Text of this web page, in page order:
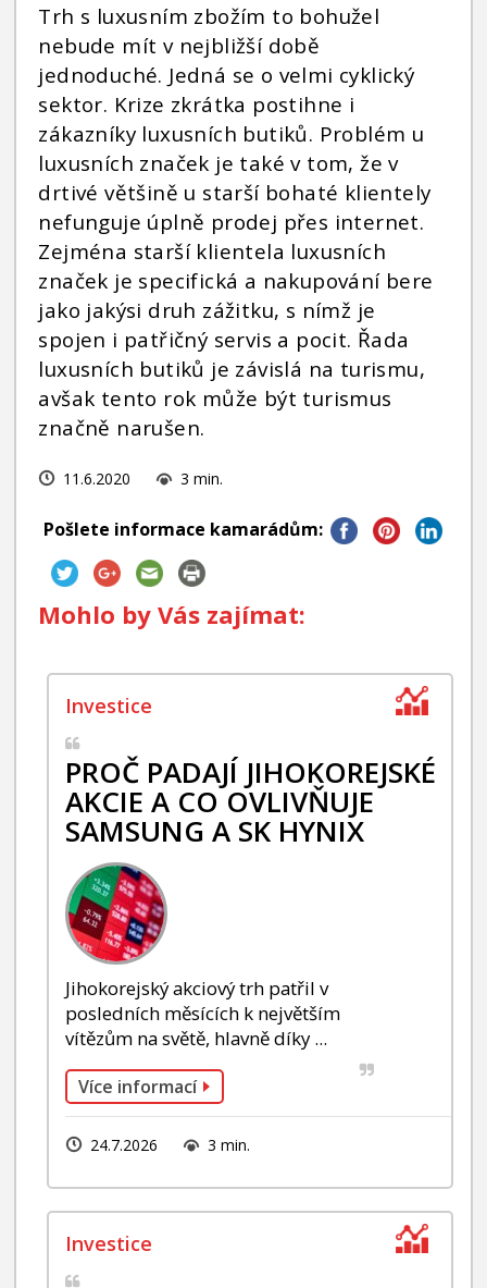
Trh s luxusním zbožím to bohužel
nebude mít v nejbližší době
jednoduché. Jedná se o velmi cyklický
sektor. Krize zkrátka postihne i
zákazníky luxusních butiků. Problém u
luxusních značek je také v tom, že v
drtivé většině u starší bohaté klientely
nefunguje úplně prodej přes internet.
Zejména starší klientela luxusních
značek je specifická a nakupování bere
jako jakýsi druh zážitku, s nímž je
spojen i patřičný servis a pocit. Řada
luxusních butiků je závislá na turismu,
avšak tento rok může být turismus
značně narušen.
11.6.2020 3 min.
Pošlete informace kamarádům:
Mohlo by Vás zajímat:
PROČ PADAJÍ JIHOKOREJSKÉ
AKCIE A CO OVLIVŇUJE
SAMSUNG A SK HYNIX
Jihokorejský akciový trh patřil v
posledních měsících k největším
vítězům na světě, hlavně díky ...
Více informací
24.7.2026 3 min.